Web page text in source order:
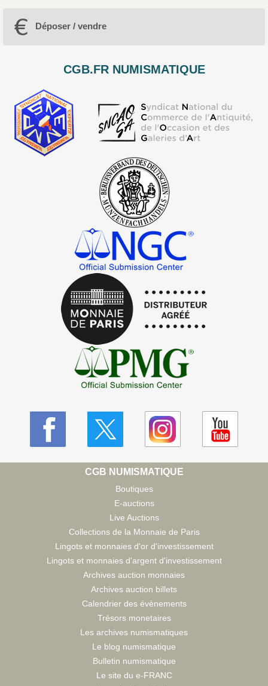
Déposer / vendre
CGB.FR NUMISMATIQUE
CGB NUMISMATIQUE
Boutiques
E-auctions
Live Auctions
Collections de la Monnaie de Paris
Lingots et monnaies d'or d'investissement
Lingots et monnaies d'argent d'investissement
Archives auction monnaies
Archives auction billets
Calendrier des évènements
Trésors monetaires
Les archives numismatiques
Le blog numismatique
Bulletin numismatique
Le site du e-FRANC